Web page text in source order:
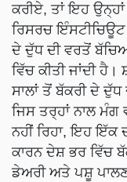
ਕਰੀਏ, ਤਾਂ ਇਹ
ਰਿਸਰਚ ਇੰਸਟੀਚਿਊਟ
ਦੇ ਦੁੱਧ ਦੀ ਵਰਤੋਂ
ਵਿੱਚ ਕੀਤੀ ਜਾਂਦੀ
ਸਾਲਾਂ ਤੋਂ ਬੱਕਰੀ ਦੇ ਦੁੱਧ
ਜਿਸ ਤਰ੍ਹਾਂ ਨਾਲ ਮੰਗ
ਨਹੀਂ ਰਿਹਾ, ਇਹ
ਕਾਰਨ ਦੇਸ਼ ਭਰ ਵਿੱਚ
ਡੇਅਰੀ ਅਤੇ ਪਸ਼ੂ